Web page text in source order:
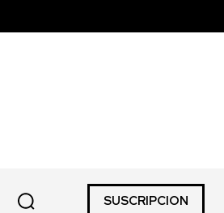
SUSCRIPCION